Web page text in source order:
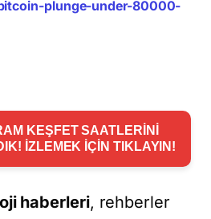
plunge-under-80000-
KEŞFET SAATLERİNİ
İZLEMEK İÇİN TIKLAYIN!
haberleri, rehberler